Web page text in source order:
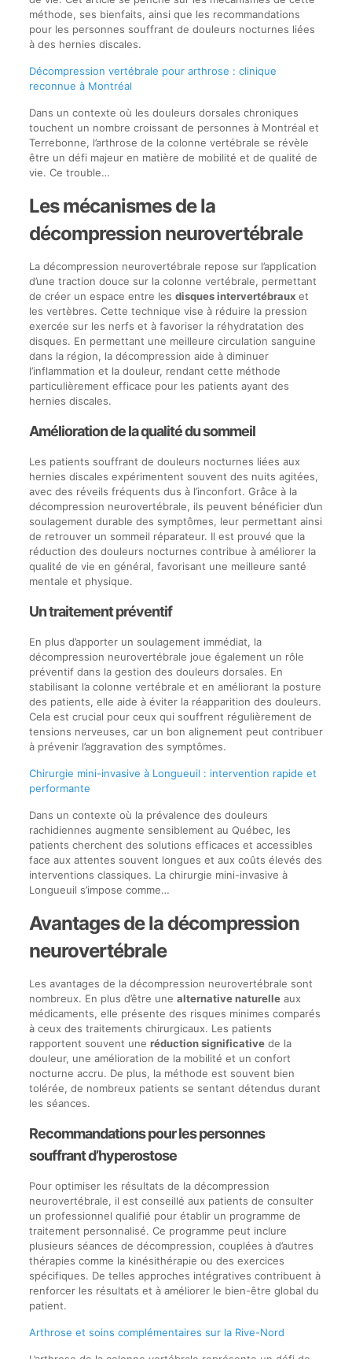
méthode, ses bienfaits, ainsi que les recommandations
pour les personnes souffrant de douleurs nocturnes liées
à des hernies discales.
Décompression vertébrale pour arthrose : clinique
reconnue à Montréal
Dans un contexte où les douleurs dorsales chroniques
touchent un nombre croissant de personnes à Montréal et
Terrebonne, l’arthrose de la colonne vertébrale se révèle
être un défi majeur en matière de mobilité et de qualité de
vie. Ce trouble…
Les mécanismes de la
décompression neurovertébrale
La décompression neurovertébrale repose sur l’application
d’une traction douce sur la colonne vertébrale, permettant
de créer un espace entre les disques intervertébrauxet
les vertèbres. Cette technique vise à réduire la pression
exercée sur les nerfs et à favoriser la réhydratation des
disques. En permettant une meilleure circulation sanguine
dans la région, la décompression aide à diminuer
l’inflammation et la douleur, rendant cette méthode
particulièrement efficace pour les patients ayant des
hernies discales.
Amélioration de la qualité du sommeil
Les patients souffrant de douleurs nocturnes liées aux
hernies discales expérimentent souvent des nuits agitées,
avec des réveils fréquents dus à l’inconfort. Grâce à la
décompression neurovertébrale, ils peuvent bénéficier d’un
soulagement durable des symptômes, leur permettant ainsi
de retrouver un sommeil réparateur. Il est prouvé que la
réduction des douleurs nocturnes contribue à améliorer la
qualité de vie en général, favorisant une meilleure santé
mentale et physique.
Un traitement préventif
En plus d’apporter un soulagement immédiat, la
décompression neurovertébrale joue également un rôle
préventif dans la gestion des douleurs dorsales. En
stabilisant la colonne vertébrale et en améliorant la posture
des patients, elle aide à éviter la réapparition des douleurs.
Cela est crucial pour ceux qui souffrent régulièrement de
tensions nerveuses, car un bon alignement peut contribuer
à prévenir l’aggravation des symptômes.
Chirurgie mini-invasive à Longueuil : intervention rapide et
performante
Dans un contexte où la prévalence des douleurs
rachidiennes augmente sensiblement au Québec, les
patients cherchent des solutions efficaces et accessibles
face aux attentes souvent longues et aux coûts élevés des
interventions classiques. La chirurgie mini-invasive à
Longueuil s’impose comme…
Avantages de la décompression
neurovertébrale
Les avantages de la décompression neurovertébrale sont
nombreux. En plus d’être une alternative naturelleaux
médicaments, elle présente des risques minimes comparés
à ceux des traitements chirurgicaux. Les patients
rapportent souvent une réduction significativede la
douleur, une amélioration de la mobilité et un confort
nocturne accru. De plus, la méthode est souvent bien
tolérée, de nombreux patients se sentant détendus durant
les séances.
Recommandations pour les personnes
souffrant d’hyperostose
Pour optimiser les résultats de la décompression
neurovertébrale, il est conseillé aux patients de consulter
un professionnel qualifié pour établir un programme de
traitement personnalisé. Ce programme peut inclure
plusieurs séances de décompression, couplées à d’autres
thérapies comme la kinésithérapie ou des exercices
spécifiques. De telles approches intégratives contribuent à
renforcer les résultats et à améliorer le bien-être global du
patient.
Arthrose et soins complémentaires sur la Rive-Nord